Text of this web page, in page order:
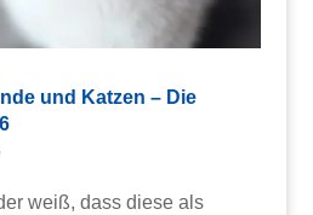
und Katzen – Die
weiß, dass diese als